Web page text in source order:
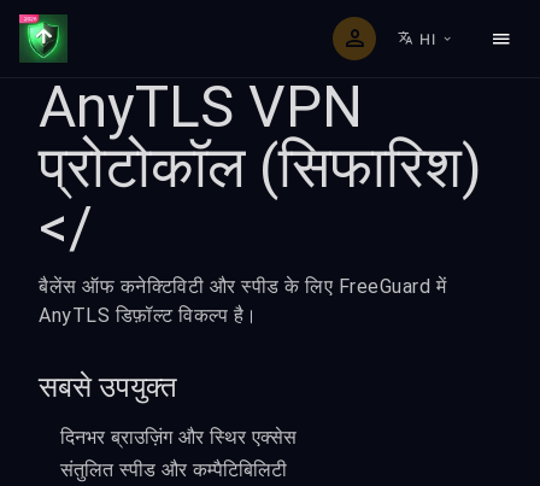
HI
AnyTLS VPN
प्रोटोकॉल (सिफारिश)
</
बैलेंस ऑफ कनेक्टिविटी और स्पीड के लिए FreeGuard में
AnyTLS डिफ़ॉल्ट विकल्प है।
सबसे उपयुक्त
दिनभर ब्राउज़िंग और स्थिर एक्सेस
संतुलित स्पीड और कम्पैटिबिलिटी